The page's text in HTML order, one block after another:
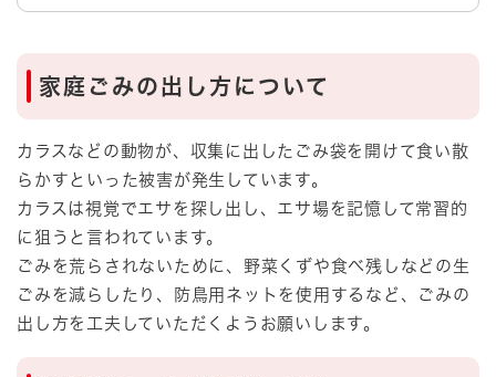
背景色変更 白 黒 青
とじる
家庭ごみの出し方について
カラスなどの動物が、収集に出したごみ袋を開けて食い散
らかすといった被害が発生しています。
カラスは視覚でエサを探し出し、エサ場を記憶して常習的
に狙うと言われています。
ごみを荒らされないために、野菜くずや食べ残しなどの生
ごみを減らしたり、防鳥用ネットを使用するなど、ごみの
出し方を工夫していただくようお願いします。